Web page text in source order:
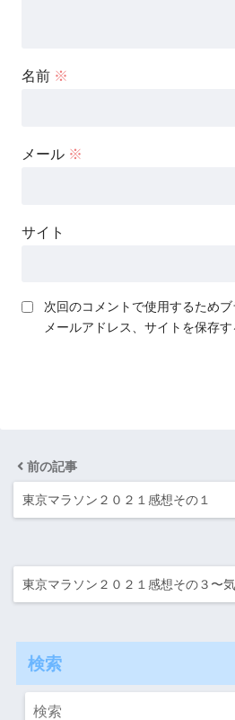
名前 ※
メール ※
サイト
次回のコメントで使用するためブ
メールアドレス、サイトを保存す
前の記事
東京マラソン２０２１感想その１
東京マラソン２０２１感想その３〜
検索